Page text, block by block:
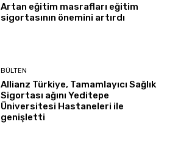
Artan eğitim masrafları eğitim
sigortasının önemini artırdı
BÜLTEN
Allianz Türkiye, Tamamlayıcı Sağlık
Sigortası ağını Yeditepe
Üniversitesi Hastaneleri ile
genişletti